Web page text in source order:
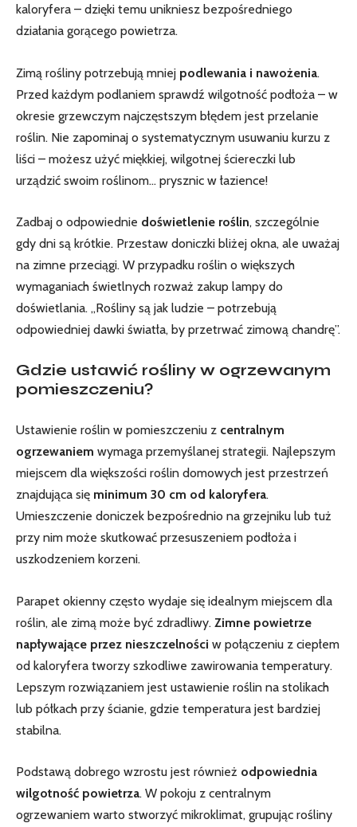
kaloryfera – dzięki temu unikniesz bezpośredniego
działania gorącego powietrza.
Zimą rośliny potrzebują mniej podlewania ​i nawożenia.
Przed każdym podlaniem sprawdź wilgotność podłoża – w
okresie grzewczym najczęstszym błędem jest przelanie
roślin. Nie ‍zapominaj o systematycznym usuwaniu kurzu z
liści – możesz użyć miękkiej, wilgotnej ściereczki⁤ lub
urządzić ‌swoim roślinom… ​prysznic w łazience!
Zadbaj o odpowiednie doświetlenie roślin, szczególnie
gdy dni ‍są krótkie. Przestaw doniczki bliżej okna, ale uważaj
⁣na‍ zimne przeciągi. W przypadku roślin o większych
wymaganiach świetlnych rozważ zakup lampy do
doświetlania.⁢ „Rośliny są jak ludzie – potrzebują
odpowiedniej dawki światła, by przetrwać zimową chandrę”.
Gdzie ustawić rośliny w ogrzewanym
pomieszczeniu?
Ustawienie roślin w pomieszczeniu z centralnym
ogrzewaniem wymaga ⁢przemyślanej strategii. Najlepszym
miejscem dla większości roślin domowych jest przestrzeń
znajdująca się minimum 30 cm od kaloryfera.
Umieszczenie doniczek bezpośrednio na grzejniku lub tuż
przy nim⁤ może skutkować przesuszeniem podłoża i
uszkodzeniem korzeni.
Parapet okienny często wydaje się idealnym miejscem dla
roślin, ale zimą może być zdradliwy. Zimne powietrze⁢
napływające przez nieszczelności w połączeniu z ciepłem
od kaloryfera tworzy szkodliwe zawirowania temperatury.
Lepszym rozwiązaniem jest ustawienie roślin na stolikach
lub półkach przy⁢ ścianie, gdzie temperatura jest bardziej
stabilna.
Podstawą dobrego wzrostu jest również odpowiednia
wilgotność powietrza. ⁤W pokoju z centralnym
ogrzewaniem warto stworzyć mikroklimat, grupując rośliny